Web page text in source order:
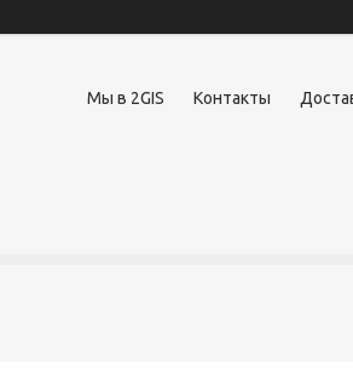
Мы в 2GIS Контакты